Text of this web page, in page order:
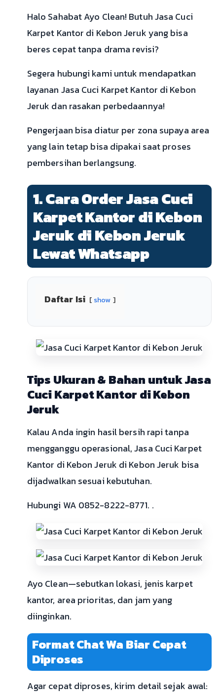
Halo Sahabat Ayo Clean! Butuh Jasa Cuci
Karpet Kantor di Kebon Jeruk yang bisa
beres cepat tanpa drama revisi?
Segera hubungi kami untuk mendapatkan
layanan Jasa Cuci Karpet Kantor di Kebon
Jeruk dan rasakan perbedaannya!
Pengerjaan bisa diatur per zona supaya area
yang lain tetap bisa dipakai saat proses
pembersihan berlangsung.
1. Cara Order Jasa Cuci
Karpet Kantor di Kebon
Jeruk di Kebon Jeruk
Lewat Whatsapp
Daftar Isi show
Tips Ukuran & Bahan untuk Jasa
Cuci Karpet Kantor di Kebon
Jeruk
Kalau Anda ingin hasil bersih rapi tanpa
mengganggu operasional, Jasa Cuci Karpet
Kantor di Kebon Jeruk di Kebon Jeruk bisa
dijadwalkan sesuai kebutuhan.
Hubungi WA 0852-8222-8771. .
Ayo Clean—sebutkan lokasi, jenis karpet
kantor, area prioritas, dan jam yang
diinginkan.
Format Chat Wa Biar Cepat
Diproses
Agar cepat diproses, kirim detail sejak awal: